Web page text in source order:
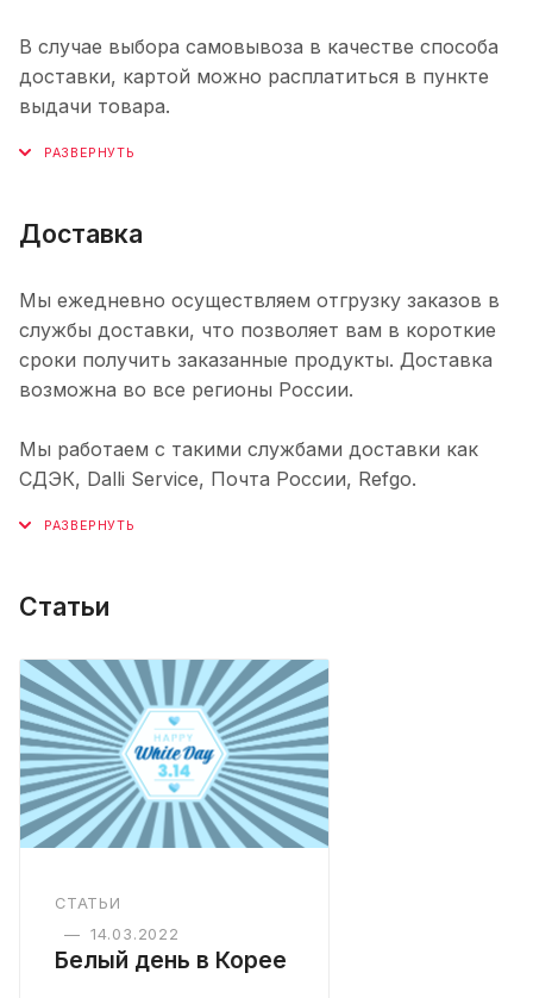
В случае выбора самовывоза в качестве способа
доставки, картой можно расплатиться в пункте
выдачи товара.
Доставка
Мы ежедневно осуществляем отгрузку заказов в
службы доставки, что позволяет вам в короткие
сроки получить заказанные продукты. Доставка
возможна во все регионы России.
Мы работаем с такими службами доставки как
СДЭК, Dalli Service, Почта России, Refgo.
Статьи
СТАТЬИ
— 14.03.2022
Белый день в Корее